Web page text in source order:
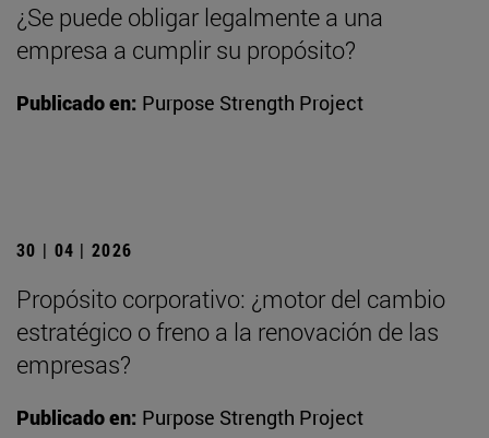
¿Se puede obligar legalmente a una
empresa a cumplir su propósito?
Publicado en: Purpose Strength Project
30 | 04 | 2026
Propósito corporativo: ¿motor del cambio
estratégico o freno a la renovación de las
empresas?
Publicado en: Purpose Strength Project